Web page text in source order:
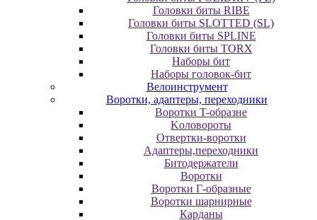
Головки биты RIBE
Головки биты SLOTTED (SL)
Головки биты SPLINE
Головки биты TORX
Наборы бит
Наборы головок-бит
Велоинструмент
Воротки, адаптеры, переходники
Bopoтки T-oбpaзне
Koлoвopoты
Oтвepтки-вopoтки
Адаптеры,переходники
Битодержатели
Воротки
Воротки Г-образные
Воротки шарнирные
Карданы